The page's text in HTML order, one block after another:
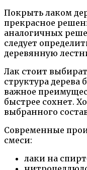
Покрыть лаком
прекрасное
аналогичных
следует
деревянную
Лак стоит
структура дерева
важное
быстрее сохнет.
выбранного
Современные
смеси:
лаки на